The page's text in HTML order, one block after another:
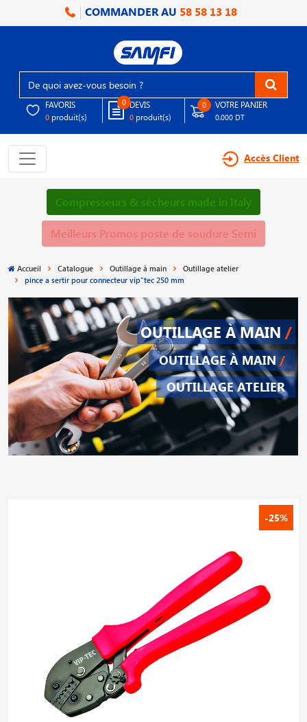
COMMANDER AU 58 58 13 18
FAVORIS
0 produit(s)
0 DEVIS
0 produit(s)
0 VOTRE PANIER
0.000 DT
Accès Client
Compresseurs & sécheurs made in Italy
Meilleurs Promos poste de soudure Semi
Accueil Catalogue Outillage à main
Outillage atelier
pince a sertir pour connecteur vip"tec 250 mm
OUTILLAGE À MAIN /
OUTILLAGE À MAIN /
OUTILLAGE ATELIER
-25%